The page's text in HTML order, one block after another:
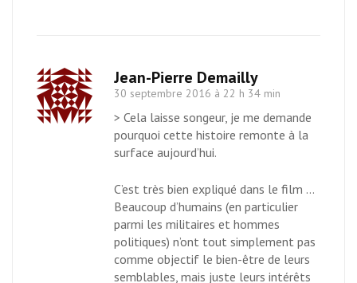
Jean-Pierre Demailly
30 septembre 2016 à 22 h 34 min
> Cela laisse songeur, je me demande
pourquoi cette histoire remonte à la
surface aujourd’hui.
C’est très bien expliqué dans le film …
Beaucoup d’humains (en particulier
parmi les militaires et hommes
politiques) n’ont tout simplement pas
comme objectif le bien-être de leurs
semblables, mais juste leurs intérêts